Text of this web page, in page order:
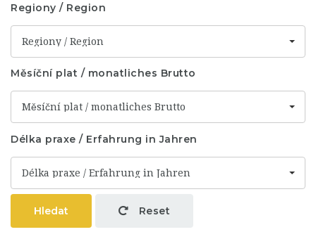
Regiony / Region
Regiony / Region
Měsíční plat / monatliches Brutto
Měsíční plat / monatliches Brutto
Délka praxe / Erfahrung in Jahren
Délka praxe / Erfahrung in Jahren
Hledat Reset